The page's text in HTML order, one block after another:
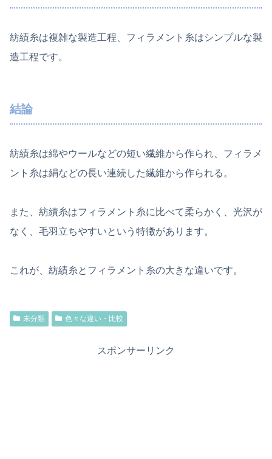
紡績糸は複雑な製造工程、フィラメント糸はシンプルな製
造工程です。
結論
紡績糸は綿やウールなどの短い繊維から作られ、フィラメ
ント糸は絹などの長い連続した繊維から作られる。
また、紡績糸はフィラメント糸に比べて柔らかく、光沢が
なく、毛羽立ちやすいという特徴があります。
これが、紡績糸とフィラメント糸の大きな違いです。
未分類 色々な違い・比較
スポンサーリンク